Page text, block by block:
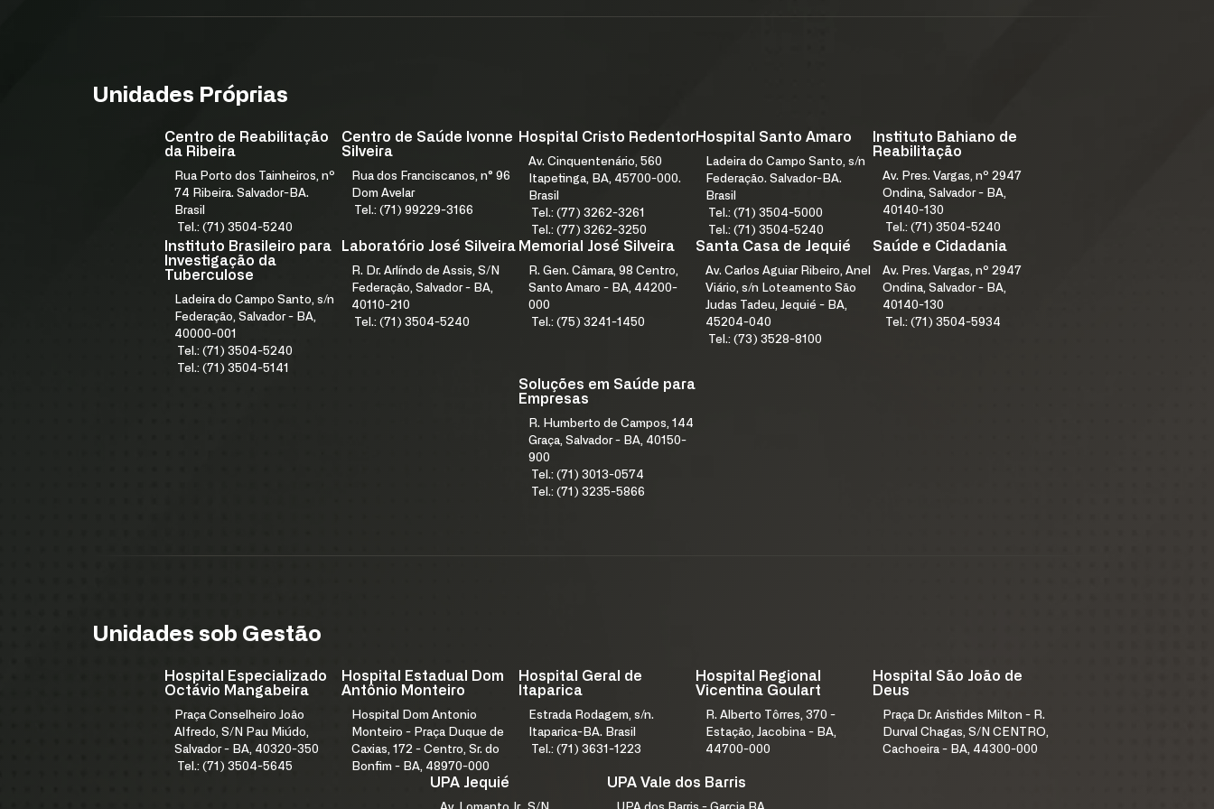
Unidades Próprias
Centro de Reabilitação
da Ribeira
Rua Porto dos Tainheiros, nº
74 Ribeira. Salvador-BA.
Brasil
Tel.: (71) 3504-5240
Centro de Saúde Ivonne
Silveira
Rua dos Franciscanos, n° 96
Dom Avelar
Tel.: (71) 99229-3166
Hospital Cristo Redentor
Av. Cinquentenário, 560
Itapetinga, BA, 45700-000.
Brasil
Tel.: (77) 3262-3261
Tel.: (77) 3262-3250
Hospital Santo Amaro
Ladeira do Campo Santo, s/n
Federação. Salvador-BA.
Brasil
Tel.: (71) 3504-5000
Tel.: (71) 3504-5240
Instituto Bahiano de
Reabilitação
Av. Pres. Vargas, nº 2947
Ondina, Salvador - BA,
40140-130
Tel.: (71) 3504-5240
Instituto Brasileiro para
Investigação da
Tuberculose
Ladeira do Campo Santo, s/n
Federação, Salvador - BA,
40000-001
Tel.: (71) 3504-5240
Tel.: (71) 3504-5141
Laboratório José Silveira
R. Dr. Arlíndo de Assis, S/N
Federação, Salvador - BA,
40110-210
Tel.: (71) 3504-5240
Memorial José Silveira
R. Gen. Câmara, 98 Centro,
Santo Amaro - BA, 44200-
000
Tel.: (75) 3241-1450
Santa Casa de Jequié
Av. Carlos Aguiar Ribeiro, Anel
Viário, s/n Loteamento São
Judas Tadeu, Jequié - BA,
45204-040
Tel.: (73) 3528-8100
Saúde e Cidadania
Av. Pres. Vargas, nº 2947
Ondina, Salvador - BA,
40140-130
Tel.: (71) 3504-5934
Soluções em Saúde para
Empresas
R. Humberto de Campos, 144
Graça, Salvador - BA, 40150-
900
Tel.: (71) 3013-0574
Tel.: (71) 3235-5866
Unidades sob Gestão
Hospital Especializado
Octávio Mangabeira
Praça Conselheiro João
Alfredo, S/N Pau Miúdo,
Salvador - BA, 40320-350
Tel.: (71) 3504-5645
Hospital Estadual Dom
Antônio Monteiro
Hospital Dom Antonio
Monteiro - Praça Duque de
Caxias, 172 - Centro, Sr. do
Bonfim - BA, 48970-000
Hospital Geral de
Itaparica
Estrada Rodagem, s/n.
Itaparica-BA. Brasil
Tel.: (71) 3631-1223
Hospital Regional
Vicentina Goulart
R. Alberto Tôrres, 370 -
Estação, Jacobina - BA,
44700-000
Hospital São João de
Deus
Praça Dr. Aristides Milton - R.
Durval Chagas, S/N CENTRO,
Cachoeira - BA, 44300-000
UPA Jequié UPA Vale dos Barris